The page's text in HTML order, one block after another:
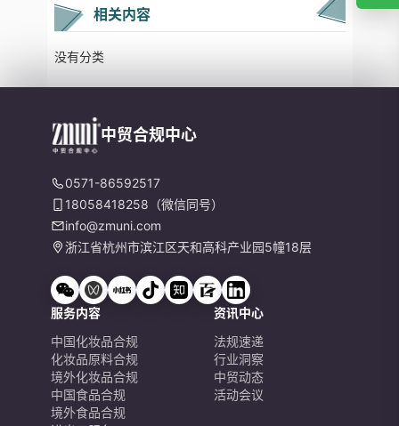
相关内容
没有分类
中贸合规中心
0571-86592517
18058418258（微信同号）
info@zmuni.com
浙江省杭州市滨江区天和高科产业园5幢18层
服务内容
中国化妆品合规
化妆品原料合规
境外化妆品合规
中国食品合规
境外食品合规
资讯中心
法规速递
行业洞察
中贸动态
活动会议